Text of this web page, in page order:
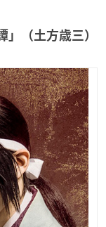
」（土方歳三）